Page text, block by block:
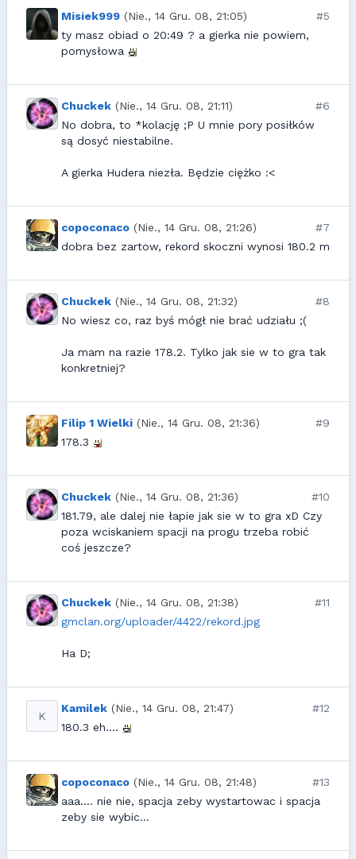
Misiek999 (Nie., 14 Gru. 08, 21:05)
#5
ty masz obiad o 20:49 ? a gierka nie powiem,
pomysłowa
Chuckek (Nie., 14 Gru. 08, 21:11)
#6
No dobra, to *kolację ;P U mnie pory posiłków
są dosyć niestabilne.
A gierka Hudera niezła. Będzie ciężko :<
copoconaco (Nie., 14 Gru. 08, 21:26)
#7
dobra bez zartow, rekord skoczni wynosi 180.2 m
Chuckek (Nie., 14 Gru. 08, 21:32)
#8
No wiesz co, raz byś mógł nie brać udziału ;(
Ja mam na razie 178.2. Tylko jak sie w to gra tak
konkretniej?
Filip 1 Wielki (Nie., 14 Gru. 08, 21:36)
#9
178.3
Chuckek (Nie., 14 Gru. 08, 21:36)
#10
181.79, ale dalej nie łapie jak sie w to gra xD Czy
poza wciskaniem spacji na progu trzeba robić
coś jeszcze?
Chuckek (Nie., 14 Gru. 08, 21:38)
#11
gmclan.org/uploader/4422/rekord.jpg
Ha D;
K
Kamilek (Nie., 14 Gru. 08, 21:47)
#12
180.3 eh....
copoconaco (Nie., 14 Gru. 08, 21:48)
#13
aaa.... nie nie, spacja zeby wystartowac i spacja
zeby sie wybic...